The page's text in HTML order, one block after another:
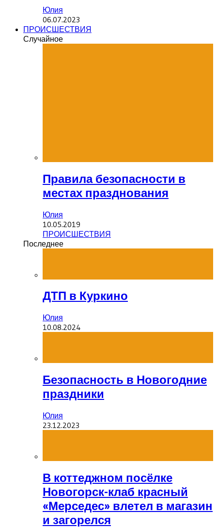
Юлия
06.07.2023
ПРОИСШЕСТВИЯ
Случайное
Правила безопасности в
местах празднования
Юлия
10.05.2019
ПРОИСШЕСТВИЯ
Последнее
ДТП в Куркино
Юлия
10.08.2024
Безопасность в Новогодние
праздники
Юлия
23.12.2023
В коттеджном посёлке
Новогорск-клаб красный
«Мерседес» влетел в магазин
и загорелся